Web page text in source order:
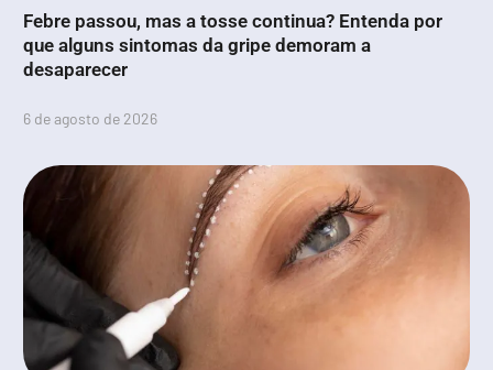
Febre passou, mas a tosse continua? Entenda por
que alguns sintomas da gripe demoram a
desaparecer
6 de agosto de 2026